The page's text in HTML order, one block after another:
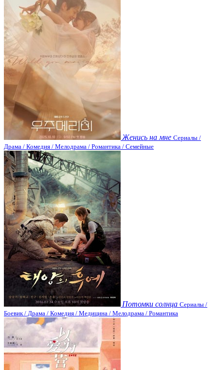
Женись на мне Сериалы /
Драма / Комедия / Мелодрама / Романтика / Семейные
Потомки солнца Сериалы /
Боевик / Драма / Комедия / Медицина / Мелодрама / Романтика